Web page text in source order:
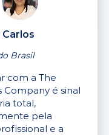
Brasil
com a The
Company é sinal
total,
pela
e a